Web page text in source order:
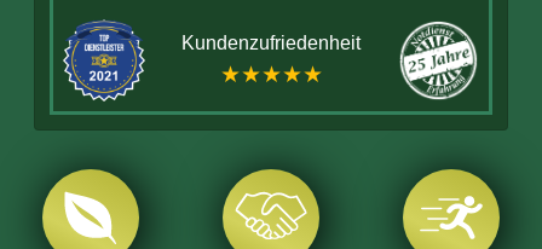
Kundenzufriedenheit
★★★★★